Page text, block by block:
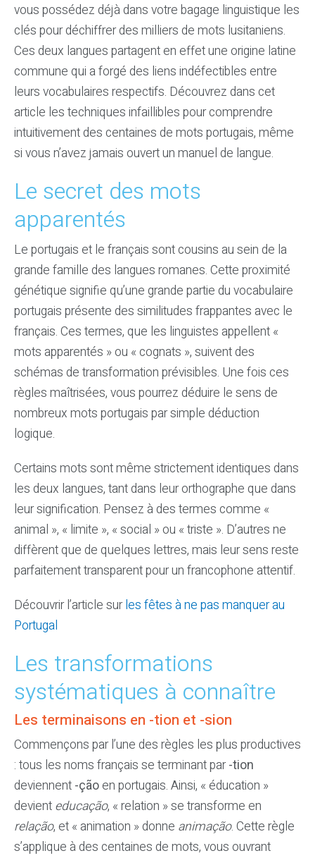
vous possédez déjà dans votre bagage linguistique les
clés pour déchiffrer des milliers de mots lusitaniens.
Ces deux langues partagent en effet une origine latine
commune qui a forgé des liens indéfectibles entre
leurs vocabulaires respectifs. Découvrez dans cet
article les techniques infaillibles pour comprendre
intuitivement des centaines de mots portugais, même
si vous n’avez jamais ouvert un manuel de langue.
Le secret des mots
apparentés
Le portugais et le français sont cousins au sein de la
grande famille des langues romanes. Cette proximité
génétique signifie qu’une grande partie du vocabulaire
portugais présente des similitudes frappantes avec le
français. Ces termes, que les linguistes appellent «
mots apparentés » ou « cognats », suivent des
schémas de transformation prévisibles. Une fois ces
règles maîtrisées, vous pourrez déduire le sens de
nombreux mots portugais par simple déduction
logique.
Certains mots sont même strictement identiques dans
les deux langues, tant dans leur orthographe que dans
leur signification. Pensez à des termes comme «
animal », « limite », « social » ou « triste ». D’autres ne
diffèrent que de quelques lettres, mais leur sens reste
parfaitement transparent pour un francophone attentif.
Découvrir l’article surles fêtes à ne pas manquer au
Portugal
Les transformations
systématiques à connaître
Les terminaisons en -tion et -sion
Commençons par l’une des règles les plus productives
: tous les noms français se terminant par-tion
deviennent -çãoen portugais. Ainsi, « éducation »
devient educação, « relation » se transforme en
relação, et « animation » donne animação. Cette règle
s’applique à des centaines de mots, vous ouvrant